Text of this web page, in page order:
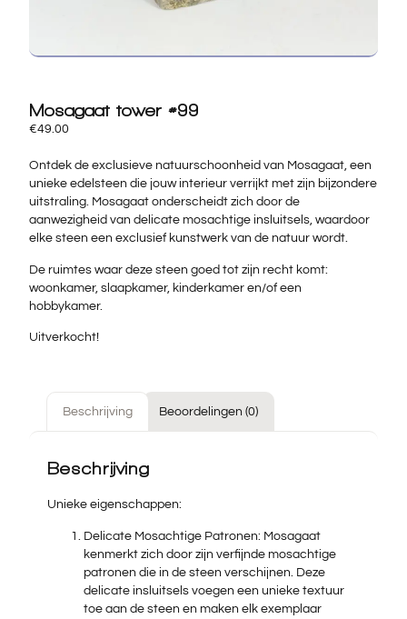
Mosagaat tower #99
€49.00
Ontdek de exclusieve natuurschoonheid van Mosagaat, een
unieke edelsteen die jouw interieur verrijkt met zijn bijzondere
uitstraling. Mosagaat onderscheidt zich door de
aanwezigheid van delicate mosachtige insluitsels, waardoor
elke steen een exclusief kunstwerk van de natuur wordt.
De ruimtes waar deze steen goed tot zijn recht komt:
woonkamer, slaapkamer, kinderkamer en/of een
hobbykamer.
Uitverkocht!
Beschrijving Beoordelingen (0)
Beschrijving
Unieke eigenschappen:
Delicate Mosachtige Patronen: Mosagaat
kenmerkt zich door zijn verfijnde mosachtige
patronen die in de steen verschijnen. Deze
delicate insluitsels voegen een unieke textuur
toe aan de steen en maken elk exemplaar